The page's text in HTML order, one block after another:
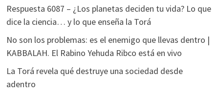
Respuesta 6087 – ¿Los planetas deciden tu vida? Lo que
dice la ciencia… y lo que enseña la Torá
No son los problemas: es el enemigo que llevas dentro |
KABBALAH. El Rabino Yehuda Ribco está en vivo
La Torá revela qué destruye una sociedad desde
adentro